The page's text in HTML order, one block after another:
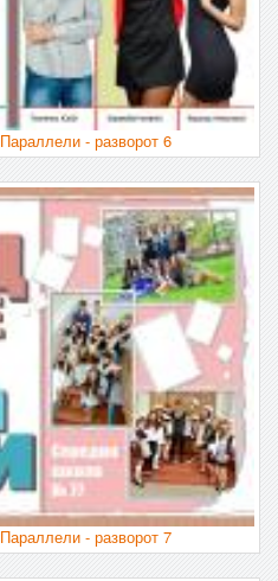
- разворот 6
- разворот 7